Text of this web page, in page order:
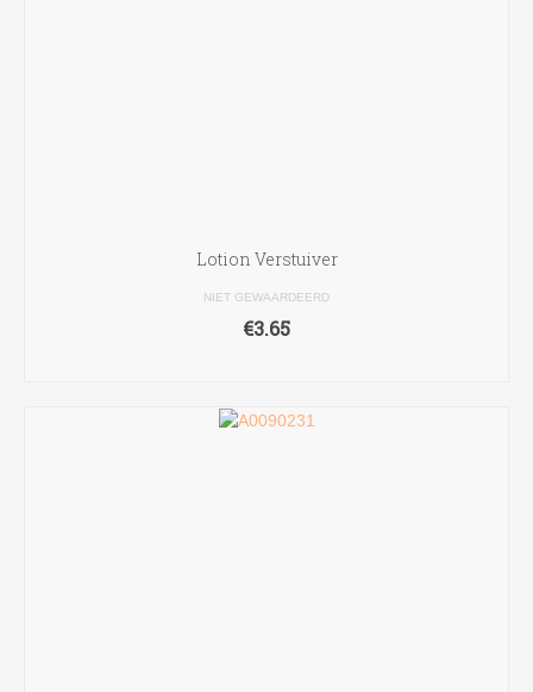
Lotion Verstuiver
NIET GEWAARDEERD
€3.65